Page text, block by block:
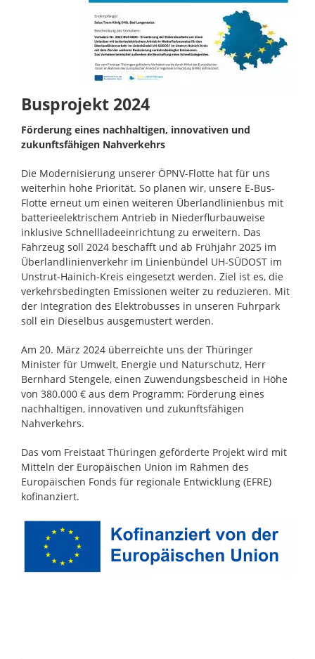
Busprojekt 2024
Förderung eines nachhaltigen, innovativen und
zukunftsfähigen Nahverkehrs
Die Modernisierung unserer ÖPNV-Flotte hat für uns
weiterhin hohe Priorität. So planen wir, unsere E-Bus-
Flotte erneut um einen weiteren Überlandlinienbus mit
batterieelektrischem Antrieb in Niederflurbauweise
inklusive Schnellladeeinrichtung zu erweitern. Das
Fahrzeug soll 2024 beschafft und ab Frühjahr 2025 im
Überlandlinienverkehr im Linienbündel UH-SÜDOST im
Unstrut-Hainich-Kreis eingesetzt werden. Ziel ist es, die
verkehrsbedingten Emissionen weiter zu reduzieren. Mit
der Integration des Elektrobusses in unseren Fuhrpark
soll ein Dieselbus ausgemustert werden.
Am 20. März 2024 überreichte uns der Thüringer
Minister für Umwelt, Energie und Naturschutz, Herr
Bernhard Stengele, einen Zuwendungsbescheid in Höhe
von 380.000 € aus dem Programm: Förderung eines
nachhaltigen, innovativen und zukunftsfähigen
Nahverkehrs.
Das vom Freistaat Thüringen geförderte Projekt wird mit
Mitteln der Europäischen Union im Rahmen des
Europäischen Fonds für regionale Entwicklung (EFRE)
kofinanziert.